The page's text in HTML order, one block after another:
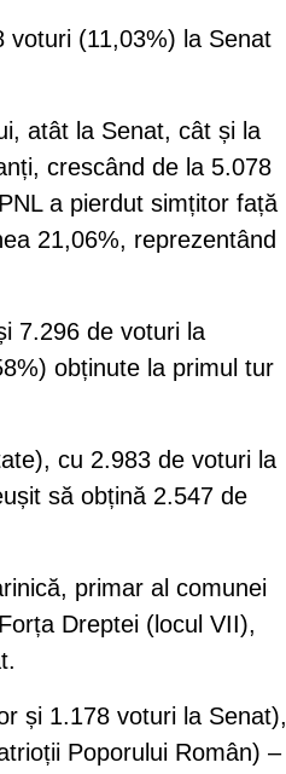
voturi (11,03%) la Senat
atât la Senat, cât și la
crescând de la 5.078
a pierdut simțitor față
21,06%, reprezentând
7.296 de voturi la
obținute la primul tur
cu 2.983 de voturi la
să obțină 2.547 de
primar al comunei
Dreptei (locul VII),
și 1.178 voturi la Senat),
Poporului Român) –